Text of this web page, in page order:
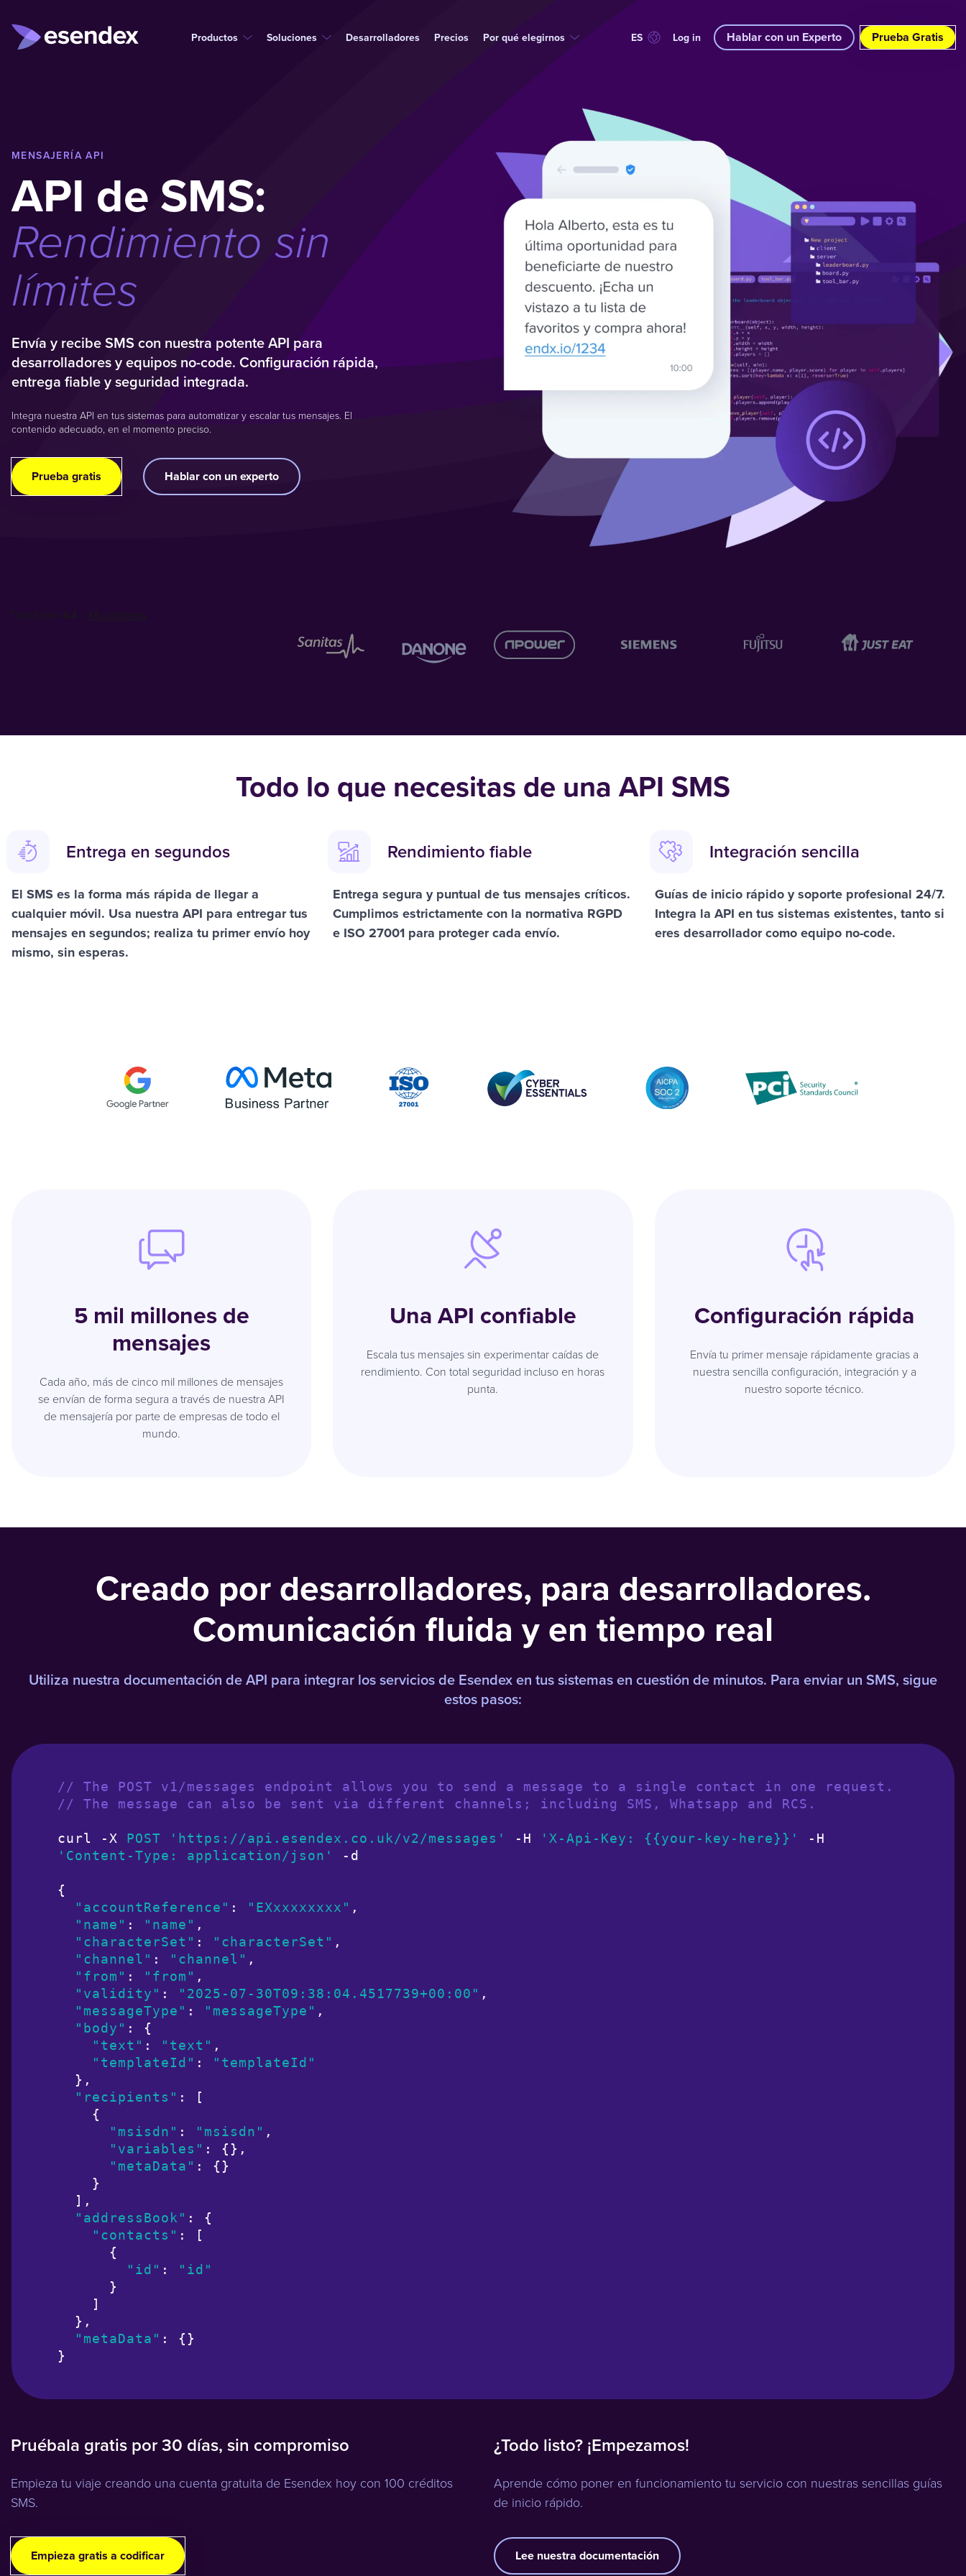
Productos Soluciones Desarrolladores Precios Por qué elegirnos ES Log in Hablar con un Experto Prueba Gratis
MENSAJERÍA API
API de SMS:
Rendimiento sin
límites
Envía y recibe SMS con nuestra potente API para
desarrolladores y equipos no-code. Configuración rápida,
entrega fiable y seguridad integrada.
Integra nuestra API en tus sistemas para automatizar y escalar tus mensajes. El
contenido adecuado, en el momento preciso.
Prueba gratis Hablar con un experto
Todo lo que necesitas de una API SMS
Entrega en segundos
El SMS es la forma más rápida de llegar a
cualquier móvil. Usa nuestra API para entregar tus
mensajes en segundos; realiza tu primer envío hoy
mismo, sin esperas.
Rendimiento fiable
Entrega segura y puntual de tus mensajes críticos.
Cumplimos estrictamente con la normativa RGPD
e ISO 27001 para proteger cada envío.
Integración sencilla
Guías de inicio rápido ysoporte profesional 24/7.
Integra la API en tus sistemas existentes, tanto si
eres desarrollador como equipo no-code.
5 mil millones de
mensajes
Cada año, más de cinco mil millones de mensajes
se envían de forma segura a través de nuestra API
de mensajería por parte de empresas de todo el
mundo.
Una API confiable
Escala tus mensajes sin experimentar caídas de
rendimiento. Con total seguridad incluso en horas
punta.
Configuración rápida
Envía tu primer mensaje rápidamente gracias a
nuestra sencilla configuración, integración y a
nuestro soporte técnico.
Creado por desarrolladores, para desarrolladores.
Comunicación fluida y en tiempo real
Utiliza nuestra documentación de API para integrar los servicios de Esendex en tus sistemas en cuestión de minutos. Para enviar un SMS, sigue
estos pasos:
// The POST v1/messages endpoint allows you to send a message to a single contact in one request.
// The message can also be sent via different channels; including SMS, Whatsapp and RCS.
curl -X POST 'https://api.esendex.co.uk/v2/messages' -H 'X-Api-Key: {{your-key-here}}'
'Content-Type: application/json'
-d
{
"accountReference" : "EXxxxxxxxx" ,
"name" : "name" ,
"characterSet" : "characterSet" ,
"channel" : "channel" ,
"from" : "from" ,
"validity" : "2025-07-30T09:38:04.4517739+00:00" ,
"messageType" : "messageType" ,
"body" : {
"text" : "text" ,
"templateId" :
"templateId"
"recipients" : [
"msisdn" : "msisdn" ,
"variables" : {},
"metaData" : {}
"addressBook" : {
"contacts" : [
"id" :
"id"
"metaData" : {}
}
Pruébala gratis por 30 días, sin compromiso
Empieza tu viaje creando una cuenta gratuita de Esendex hoy con 100 créditos
SMS.
Empieza gratis a codificar
¿Todo listo? ¡Empezamos!
Aprende cómo poner en funcionamiento tu servicio con nuestras sencillas guías
de inicio rápido.
Lee nuestra documentación